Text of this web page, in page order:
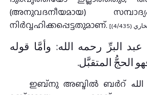
(അനുവദനീയമായ)
നിർവ്വഹിക്കപ്പെട്ടതുമാണ്.
البرِّ رحمه الله: وأمَّا قوله
الحجُّ المتقبَّل.
ഇബ്നു അബ്ദിൽ ബർറ് رحمه الله പറഞ്ഞു: